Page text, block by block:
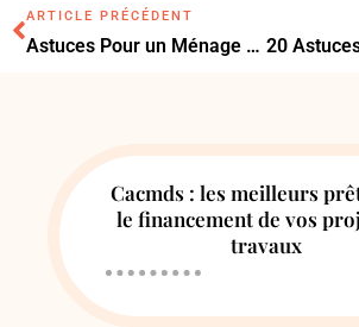
ARTICLE PRÉCÉDENT
Astuces Pour un Ménage Efficace et Rapide à la Maison
Cacmds : les meilleurs
le financement de vos
travaux